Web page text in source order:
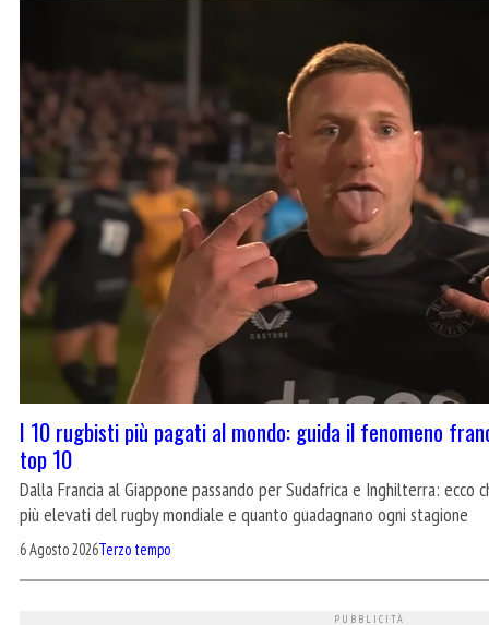
I 10 rugbisti più pagati al mondo: guida il fenomeno
top 10
Dalla Francia al Giappone passando per Sudafrica e Inghilterra: ecco
più elevati del rugby mondiale e quanto guadagnano ogni stagione
6 Agosto 2026Terzo tempo